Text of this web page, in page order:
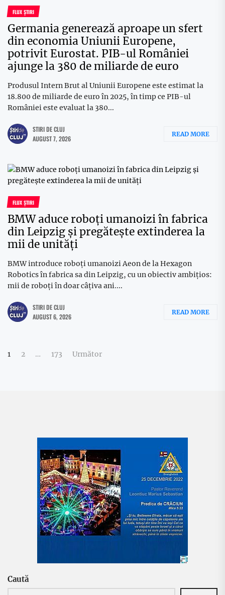
FLUX ȘTIRI
Germania generează aproape un sfert
din economia Uniunii Europene,
potrivit Eurostat. PIB-ul României
ajunge la 380 de miliarde de euro
Produsul Intern Brut al Uniunii Europene este estimat la
18.800 de miliarde de euro în 2025, în timp ce PIB-ul
României este evaluat la 380...
STIRI DE CLUJ
AUGUST 7, 2026
READ MORE
FLUX ȘTIRI
BMW aduce roboți umanoizi în fabrica
din Leipzig și pregătește extinderea la
mii de unități
BMW introduce roboți umanoizi Aeon de la Hexagon
Robotics în fabrica sa din Leipzig, cu un obiectiv ambițios:
mii de roboți în doar câțiva ani....
STIRI DE CLUJ
AUGUST 6, 2026
READ MORE
Paginație
1 2 … 173 Următor
Caută